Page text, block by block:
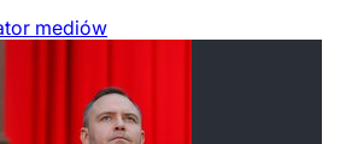
mediów